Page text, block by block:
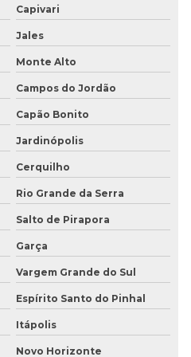
Capivari
Jales
Monte Alto
Campos do Jordão
Capão Bonito
Jardinópolis
Cerquilho
Rio Grande da Serra
Salto de Pirapora
Garça
Vargem Grande do Sul
Espírito Santo do Pinhal
Itápolis
Novo Horizonte